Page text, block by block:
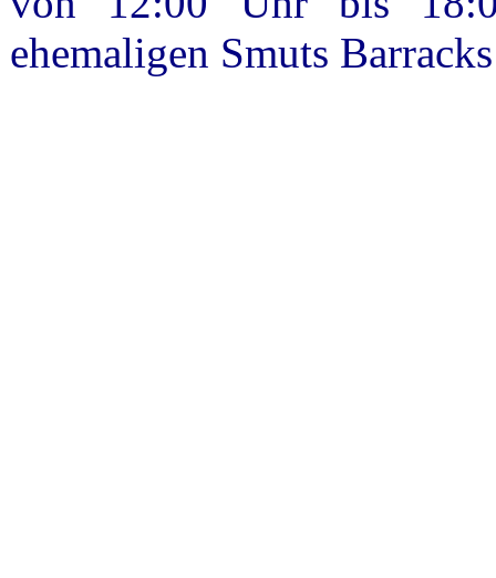
ehemaligen Smuts